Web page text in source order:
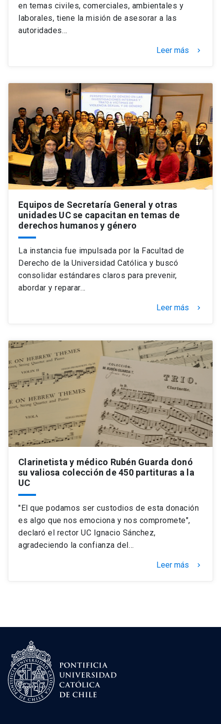
Padres y familia
Mi Portal UC launch
Medios
en temas civiles, comerciales, ambientales y
laborales, tiene la misión de asesorar a las
autoridades…
Leer más keyboard_arrow_right
Equipos de Secretaría General y otras
unidades UC se capacitan en temas de
derechos humanos y género
La instancia fue impulsada por la Facultad de
Derecho de la Universidad Católica y buscó
consolidar estándares claros para prevenir,
abordar y reparar…
Leer más keyboard_arrow_right
Clarinetista y médico Rubén Guarda donó
su valiosa colección de 450 partituras a la
UC
"El que podamos ser custodios de esta donación
es algo que nos emociona y nos compromete",
declaró el rector UC Ignacio Sánchez,
agradeciendo la confianza del…
Leer más keyboard_arrow_right